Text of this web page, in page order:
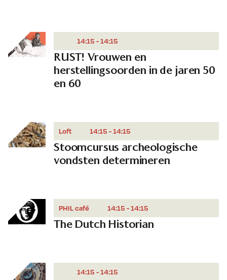
14:15 - 14:15
RUST! Vrouwen en
herstellingsoorden in de jaren 50
en 60
Loft 14:15 - 14:15
Stoomcursus archeologische
vondsten determineren
PHIL café 14:15 - 14:15
The Dutch Historian
14:15 - 14:15